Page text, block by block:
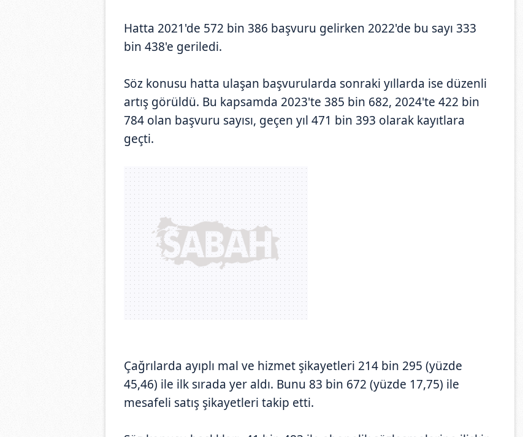
Hatta 2021'de 572 bin 386 başvuru gelirken 2022'de bu sayı 333
bin 438'e geriledi.
Söz konusu hatta ulaşan başvurularda sonraki yıllarda ise düzenli
artış görüldü. Bu kapsamda 2023'te 385 bin 682, 2024'te 422 bin
784 olan başvuru sayısı, geçen yıl 471 bin 393 olarak kayıtlara
geçti.
Çağrılarda ayıplı mal ve hizmet şikayetleri 214 bin 295 (yüzde
45,46) ile ilk sırada yer aldı. Bunu 83 bin 672 (yüzde 17,75) ile
mesafeli satış şikayetleri takip etti.